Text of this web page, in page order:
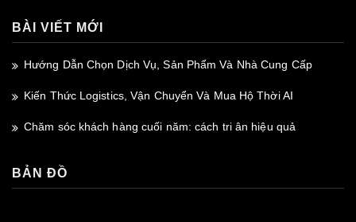
BÀI VIẾT MỚI
Hướng Dẫn Chọn Dịch Vụ, Sản Phẩm Và Nhà Cung Cấp
Kiến Thức Logistics, Vận Chuyển Và Mua Hộ Thời AI
Chăm sóc khách hàng cuối năm: cách tri ân hiệu quả
BẢN ĐỒ